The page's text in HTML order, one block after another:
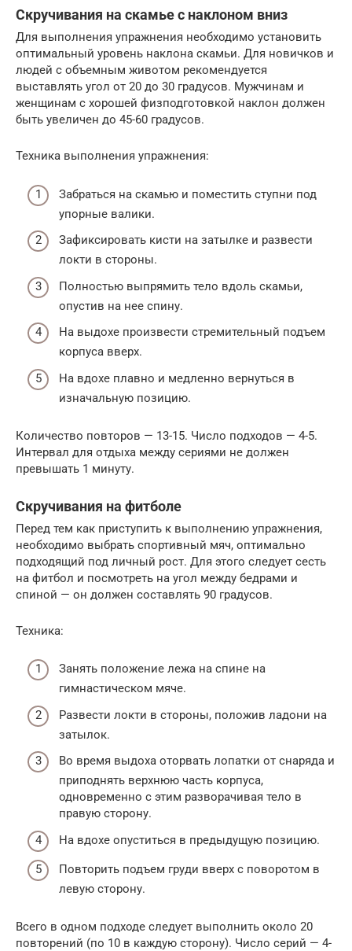
Скручивания на скамье с наклоном вниз
Для выполнения упражнения необходимо установить
оптимальный уровень наклона скамьи. Для новичков и
людей с объемным животом рекомендуется
выставлять угол от 20 до 30 градусов. Мужчинам и
женщинам с хорошей физподготовкой наклон должен
быть увеличен до 45-60 градусов.
Техника выполнения упражнения:
Забраться на скамью и поместить ступни под
упорные валики.
Зафиксировать кисти на затылке и развести
локти в стороны.
Полностью выпрямить тело вдоль скамьи,
опустив на нее спину.
На выдохе произвести стремительный подъем
корпуса вверх.
На вдохе плавно и медленно вернуться в
изначальную позицию.
Количество повторов — 13-15. Число подходов — 4-5.
Интервал для отдыха между сериями не должен
превышать 1 минуту.
Скручивания на фитболе
Перед тем как приступить к выполнению упражнения,
необходимо выбрать спортивный мяч, оптимально
подходящий под личный рост. Для этого следует сесть
на фитбол и посмотреть на угол между бедрами и
спиной — он должен составлять 90 градусов.
Техника:
Занять положение лежа на спине на
гимнастическом мяче.
Развести локти в стороны, положив ладони на
затылок.
Во время выдоха оторвать лопатки от снаряда и
приподнять верхнюю часть корпуса,
одновременно с этим разворачивая тело в
правую сторону.
На вдохе опуститься в предыдущую позицию.
Повторить подъем груди вверх с поворотом в
левую сторону.
Всего в одном подходе следует выполнить около 20
повторений (по 10 в каждую сторону). Число серий — 4-